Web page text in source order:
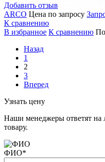
Добавить отзыв
ARCO Цена по запросу
К сравнению
В избранное К сравнению
Назад
1
2
3
Вперед
Узнать цену
Наши менеджеры ответят
товару.
ФИО*